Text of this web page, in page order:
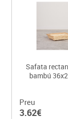
Safata
bambú
Preu
3.62€